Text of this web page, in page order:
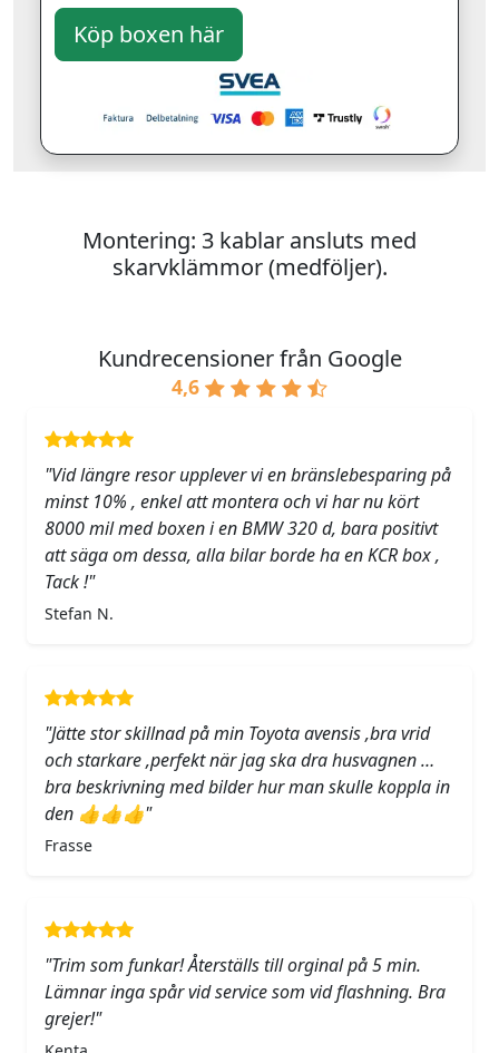
Montering: 3 kablar ansluts med
skarvklämmor (medföljer).
Kundrecensioner från Google
4,6
"Vid längre resor upplever vi en bränslebesparing på
minst 10% , enkel att montera och vi har nu kört
8000 mil med boxen i en BMW 320 d, bara positivt
att säga om dessa, alla bilar borde ha en KCR box ,
Tack !"
Stefan N.
"Jätte stor skillnad på min Toyota avensis ,bra vrid
och starkare ,perfekt när jag ska dra husvagnen …
bra beskrivning med bilder hur man skulle koppla in
den 👍👍👍"
Frasse
"Trim som funkar! Återställs till orginal på 5 min.
Lämnar inga spår vid service som vid flashning. Bra
grejer!"